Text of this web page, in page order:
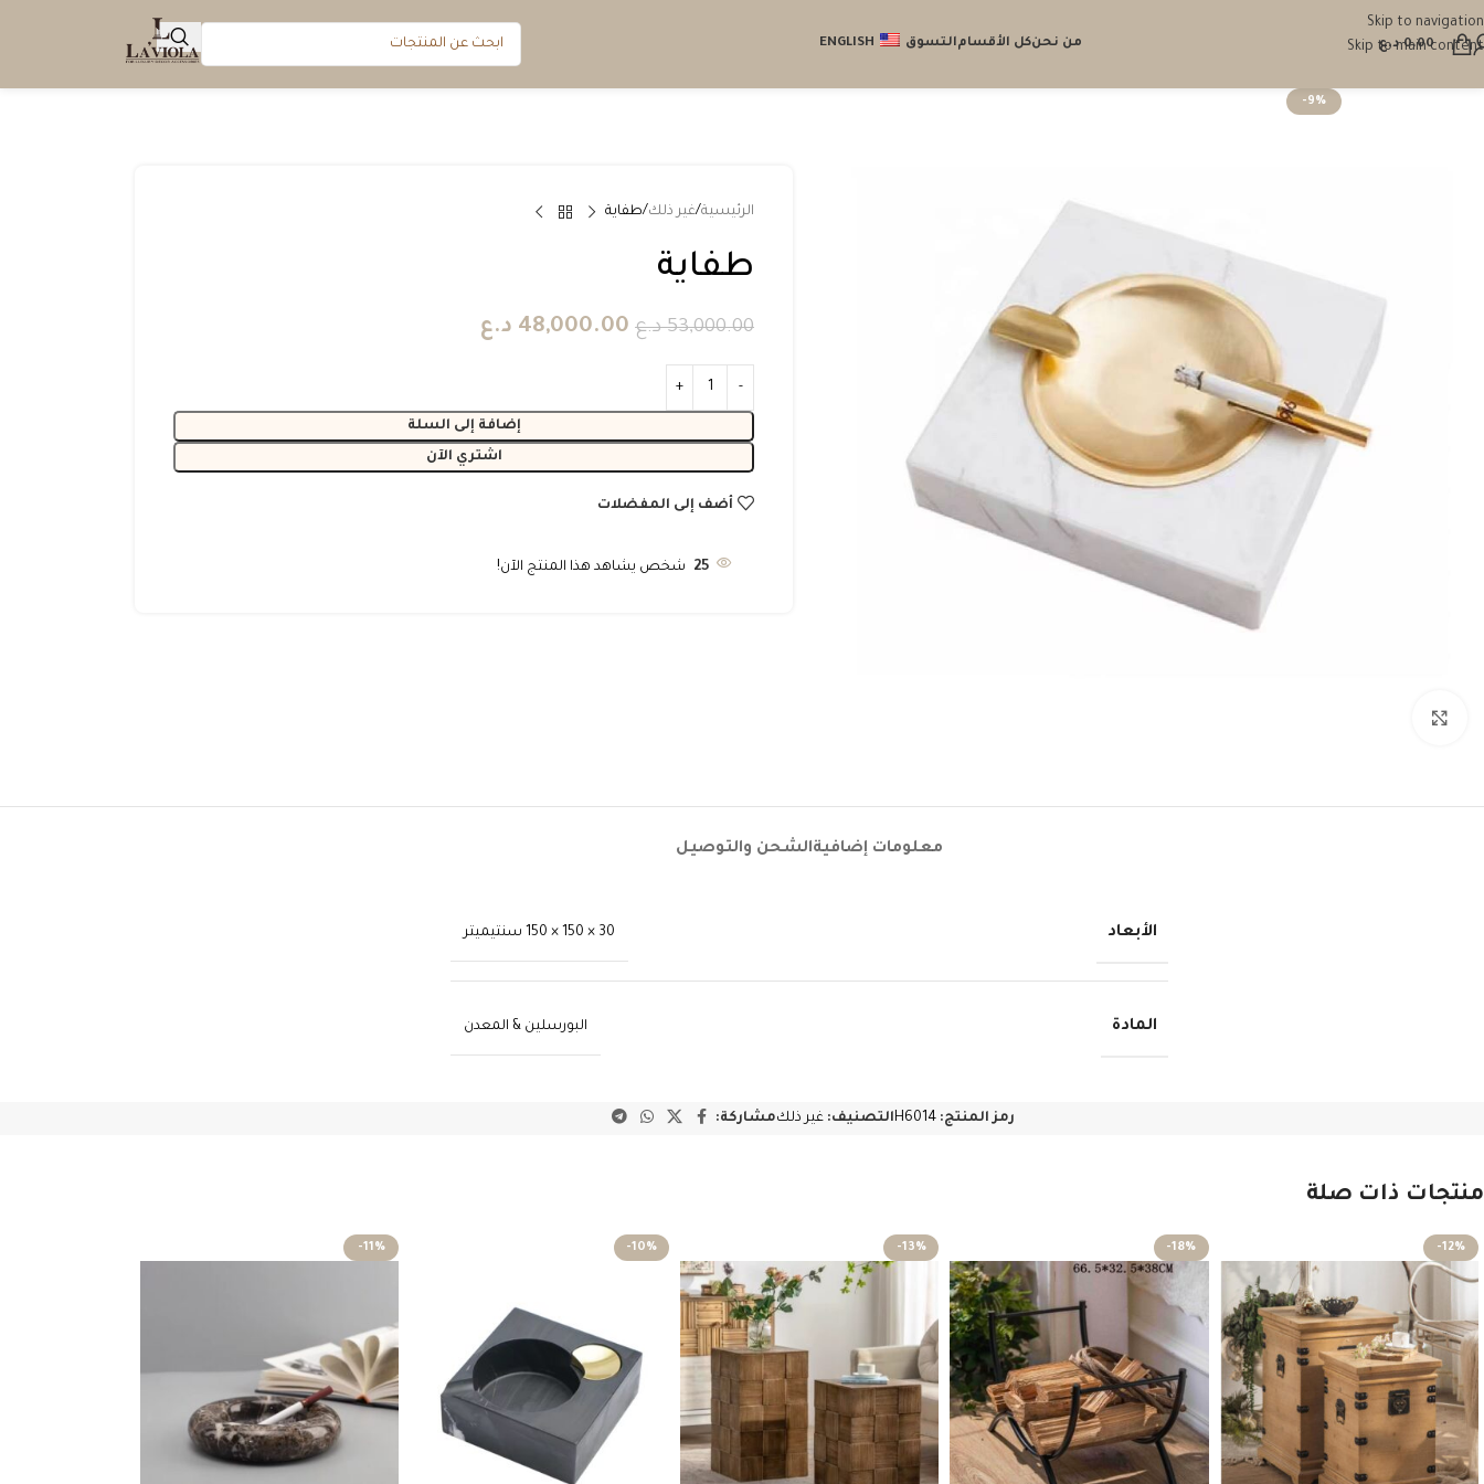
Skip to navigation
Skip to main content
0.00 د.ع من نحنكل الأقسامالتسوق ENGLISH
-9%
الرئيسية غير ذلك طفاية
طفاية
53,000.00 د.ع 48,000.00 د.ع
إضافة إلى السلة
اشتري الآن
أضف إلى المفضلات
25 شخص يشاهد هذا المنتج الآن!
معلومات إضافيةالشحن والتوصيل
الأبعاد 30 × 150 × 150 سنتيميتر
المادة البورسلين & المعدن
رمز المنتج:H6014التصنيف: غير ذلكمشاركة:
منتجات ذات صلة
-12%
-18%
-13%
-10%
-11%